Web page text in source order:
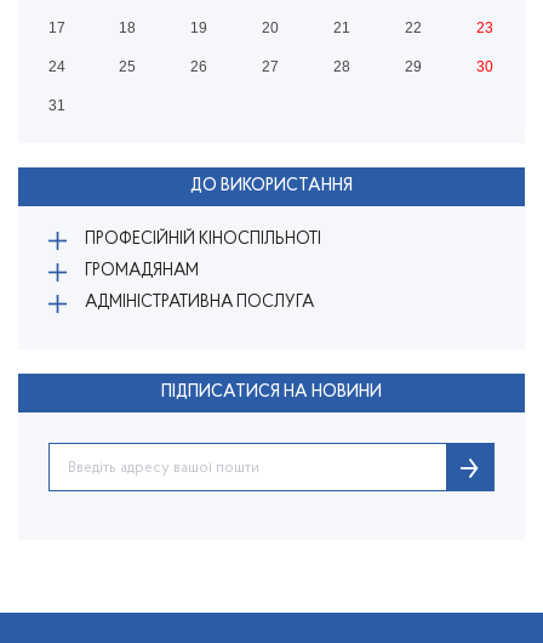
17 18 19 20 21 22 23
24 25 26 27 28 29 30
31
ДО ВИКОРИСТАННЯ
ПРОФЕСІЙНІЙ КІНОСПІЛЬНОТІ
ГРОМАДЯНАМ
АДМІНІСТРАТИВНА ПОСЛУГА
ПІДПИСАТИСЯ НА НОВИНИ